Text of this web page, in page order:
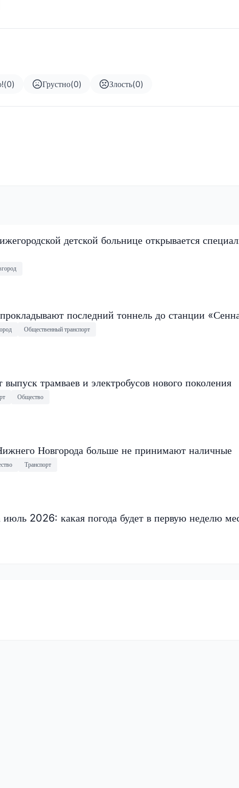
(0) Грустно(0) Злость(0)
детской больнице открывается
последний тоннель до станции
Общественный транспорт
трамваев и электробусов нового поколения
Общество
Новгорода больше не принимают наличные
Транспорт
2026: какая погода будет в первую неделю